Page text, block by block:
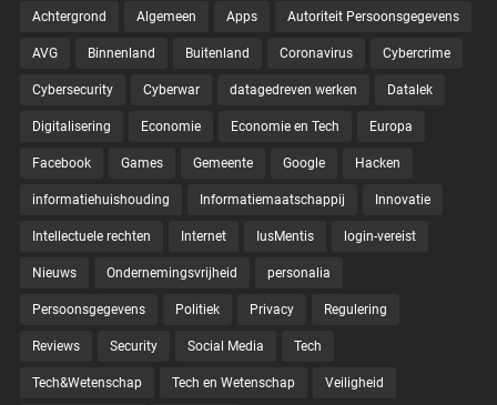
Achtergrond Algemeen Apps Autoriteit Persoonsgegevens
AVG Binnenland Buitenland Coronavirus Cybercrime
Cybersecurity Cyberwar datagedreven werken Datalek
Digitalisering Economie Economie en Tech Europa
Facebook Games Gemeente Google Hacken
informatiehuishouding Informatiemaatschappij Innovatie
Intellectuele rechten Internet IusMentis login-vereist
Nieuws Ondernemingsvrijheid personalia
Persoonsgegevens Politiek Privacy Regulering
Reviews Security Social Media Tech
Tech&Wetenschap Tech en Wetenschap Veiligheid